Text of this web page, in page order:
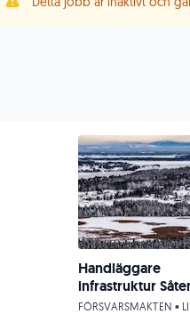
Handläggare
infrastruktur
FÖRSVARSMAKTEN •